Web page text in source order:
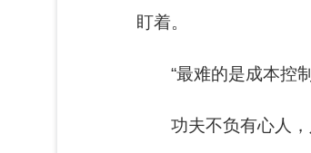
盯着。
“最难的是成本控
功夫不负有心人，